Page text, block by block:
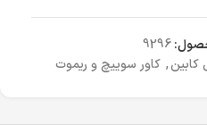
9296
کابین, کاور سوییچ و ریموت